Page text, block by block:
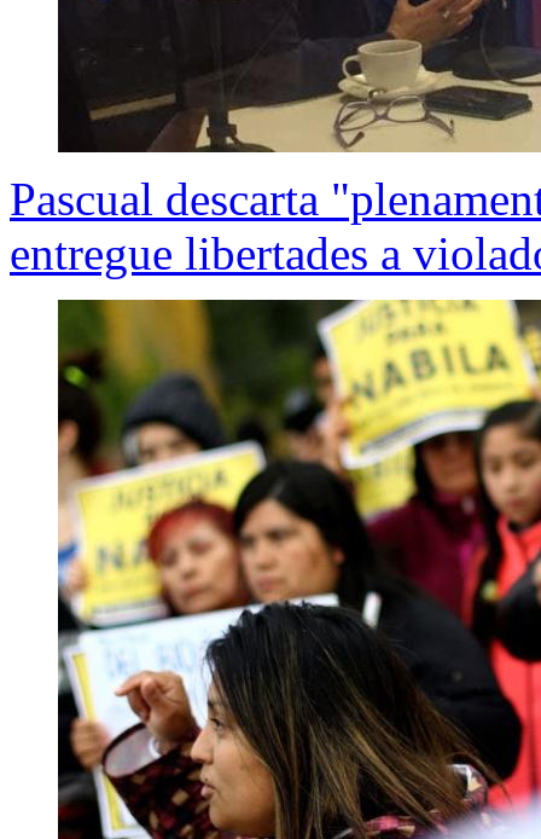
Pascual descarta
entregue libertades a